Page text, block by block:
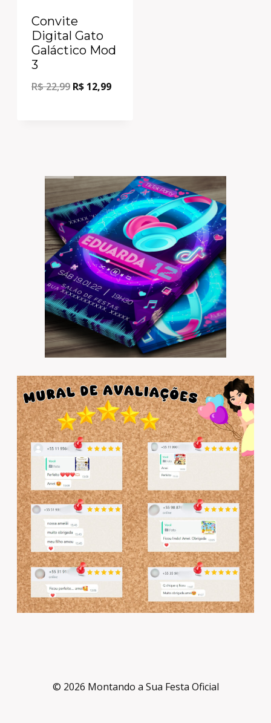
Convite
Digital Gato
Galáctico Mod
3
R$22,99 R$ 12,99
© 2026 Montando a Sua Festa Oficial